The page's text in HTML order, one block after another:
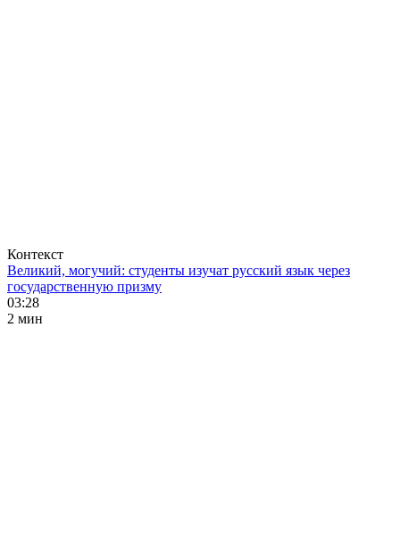
Контекст
Великий, могучий: студенты изучат русский язык через
государственную призму
03:28
2 мин